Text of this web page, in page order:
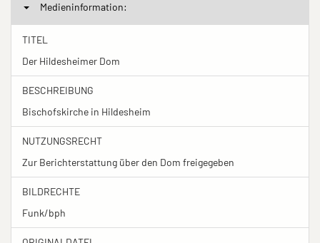
Medieninformation:
TITEL
Der Hildesheimer Dom
BESCHREIBUNG
Bischofskirche in Hildesheim
NUTZUNGSRECHT
Zur Berichterstattung über den Dom freigegeben
BILDRECHTE
Funk/bph